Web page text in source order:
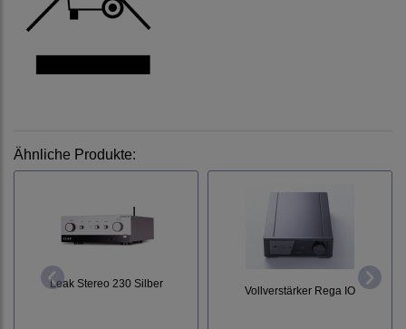
Ähnliche Produkte:
Leak Stereo 230 Silber
Vollverstärker Rega IO